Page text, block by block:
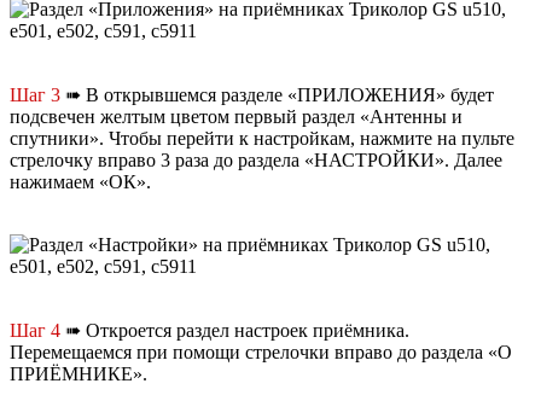
Шаг 3 ➠ В открывшемся разделе «ПРИЛОЖЕНИЯ» будет
подсвечен желтым цветом первый раздел «Антенны и
спутники». Чтобы перейти к настройкам, нажмите на пульте
стрелочку вправо 3 раза до раздела «НАСТРОЙКИ». Далее
нажимаем «ОК».
Шаг 4 ➠ Откроется раздел настроек приёмника.
Перемещаемся при помощи стрелочки вправо до раздела «О
ПРИЁМНИКЕ».